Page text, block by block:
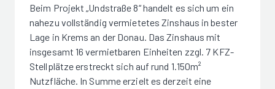
Beim Projekt „Undstraße 8“ handelt es sich um ein
nahezu vollständig vermietetes Zinshaus in bester
Lage in Krems an der Donau. Das Zinshaus mit
insgesamt 16 vermietbaren Einheiten zzgl. 7 KFZ-
Stellplätze erstreckt sich auf rund 1.150m²
Nutzfläche. In Summe erzielt es derzeit eine